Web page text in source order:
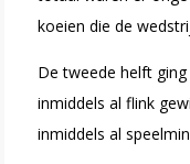
koeien die de
De tweede helft
inmiddels al flink
inmiddels al